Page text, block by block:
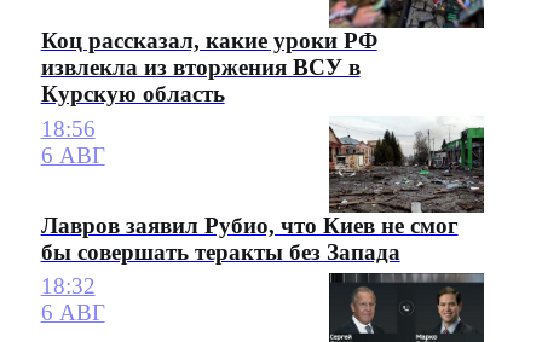
Коц рассказал, какие уроки РФ
извлекла из вторжения ВСУ в
Курскую область
18:56
6 АВГ
Лавров заявил Рубио, что Киев не смог
бы совершать теракты без Запада
18:32
6 АВГ